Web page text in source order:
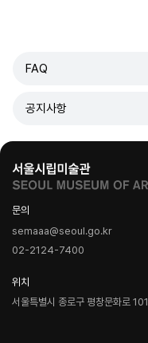
FAQ
공지사항
문의
semaaa@seoul.go.kr
02-2124-7400
위치
서울특별시 종로구 평창문화로 101